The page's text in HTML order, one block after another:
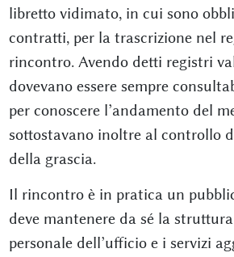
libretto vidimato, in cui sono
contratti, per la trascrizione nel
rincontro. Avendo detti registri
dovevano essere sempre
per conoscere l’andamento del
sottostavano inoltre al controllo
della grascia.
Il rincontro è in pratica un
deve mantenere da sé la
personale dell’ufficio e i servizi